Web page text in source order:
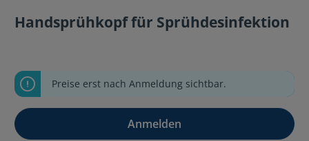
Handsprühkopf für Sprühdesinfektion
Preise erst nach Anmeldung sichtbar.
Anmelden